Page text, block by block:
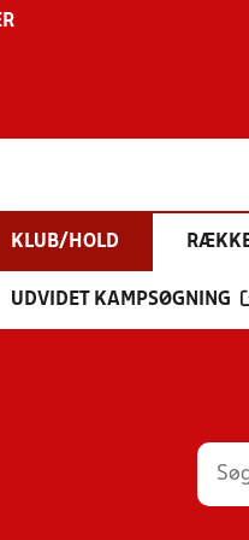
KLUB/HOLD
UDVIDET KAMPSØGNING